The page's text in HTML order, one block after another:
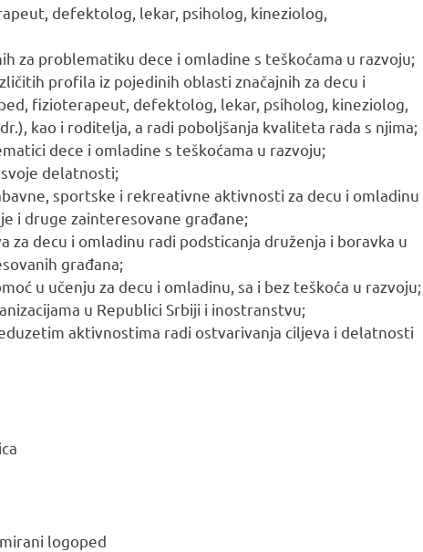
defektolog, lekar, psiholog, kineziolog,
za problematiku dece i omladine s teškoćama u razvoju;
profila iz pojedinih oblasti značajnih za decu i
fizioterapeut, defektolog, lekar, psiholog, kineziolog,
kao i roditelja, a radi poboljšanja kvaliteta rada s njima;
dece i omladine s teškoćama u razvoju;
delatnosti;
sportske i rekreativne aktivnosti za decu i omladinu
i druge zainteresovane građane;
za decu i omladinu radi podsticanja druženja i boravka u
građana;
u učenju za decu i omladinu, sa i bez teškoća u razvoju;
u Republici Srbiji i inostranstvu;
aktivnostima radi ostvarivanja ciljeva i delatnosti
logoped